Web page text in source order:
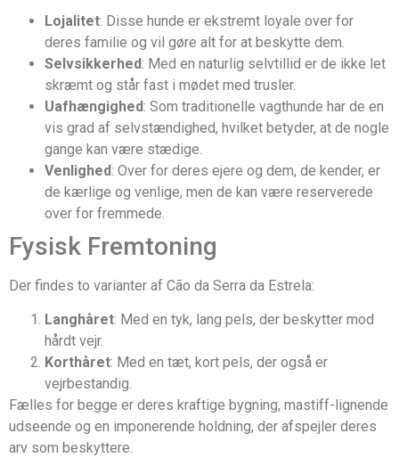
Lojalitet: Disse hunde er ekstremt loyale over for
deres familie og vil gøre alt for at beskytte dem.
Selvsikkerhed: Med en naturlig selvtillid er de ikke let
skræmt og står fast i mødet med trusler.
Uafhængighed: Som traditionelle vagthunde har de en
vis grad af selvstændighed, hvilket betyder, at de nogle
gange kan være stædige.
Venlighed: Over for deres ejere og dem, de kender, er
de kærlige og venlige, men de kan være reserverede
over for fremmede.
Fysisk Fremtoning
Der findes to varianter af Cão da Serra da Estrela:
Langhåret: Med en tyk, lang pels, der beskytter mod
hårdt vejr.
Korthåret: Med en tæt, kort pels, der også er
vejrbestandig.
Fælles for begge er deres kraftige bygning, mastiff-lignende
udseende og en imponerende holdning, der afspejler deres
arv som beskyttere.